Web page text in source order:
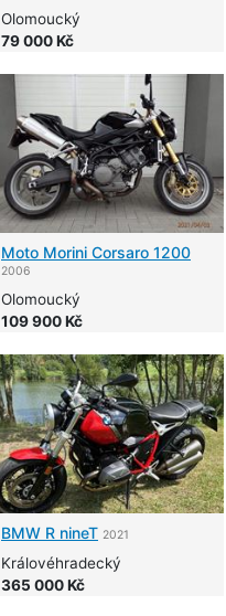
Olomoucký
79 000 Kč
Moto Morini Corsaro 1200
2006
Olomoucký
109 900 Kč
BMW R nineT 2021
Královéhradecký
365 000 Kč